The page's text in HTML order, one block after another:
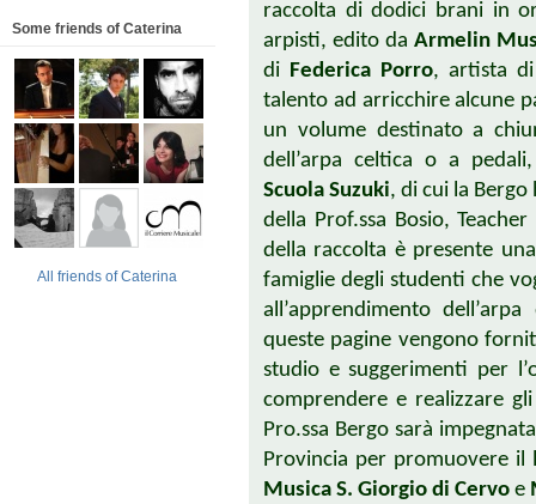
Some friends of Caterina
All friends of Caterina
raccolta di dodici brani in
arpisti, edito daArmelin
di Federica Porro, artista
talento ad arricchire alcune
un volume destinato a
dell’arpa celtica o a
Scuola Suzuki, di cui la
della Prof.ssa Bosio,
della raccolta è presente
famiglie degli studenti che
all’apprendimento
queste pagine vengono
studio e suggerimenti per
comprendere e realizzare
Pro.ssa Bergo sarà
Provincia per promuovere
Musica S. Giorgio di Cervo e